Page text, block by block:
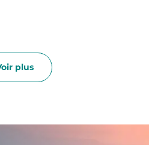
plus